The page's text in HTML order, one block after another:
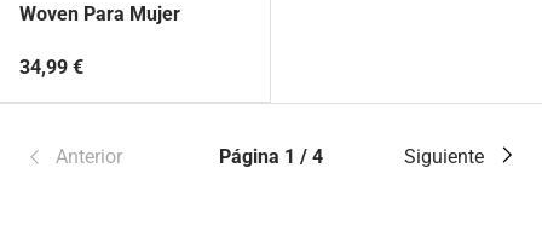
Woven Para Mujer
34,99 €
Anterior Página 1 / 4 Siguiente